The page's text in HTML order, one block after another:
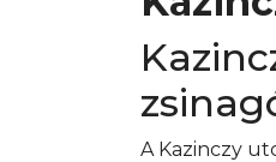
A Kazinczy